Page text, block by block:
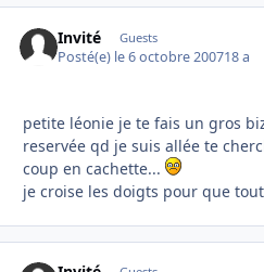
Invité Guests
Posté(e) le 6 octobre 200718 a
petite léonie je te fais un gros
reservée qd je suis allée te
coup en cachette...
je croise les doigts pour que